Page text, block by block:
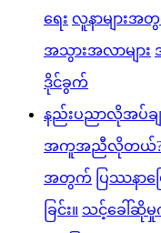
ရေး လူနာများအ
အသွားအလာများ
ဒိုင်ခွက်
နည်းပညာလိုအပ်ချ
အကူအညီလိုတယ်
အတွက် ပြဿနာဖ
ခြင်း။ သင့်ခေါ်ဆိုမှုကို